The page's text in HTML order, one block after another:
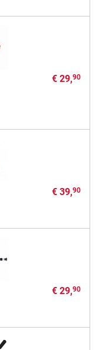
€ 29,90
€ 39,90
€ 29,90